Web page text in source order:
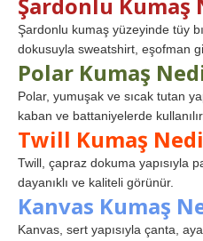
Şardonlu Kumaş
Şardonlu kumaş yüzeyinde tüy
dokusuyla sweatshirt, eşofman
Polar Kumaş
Polar, yumuşak ve sıcak tutan
kaban ve battaniyelerde
Twill Kumaş
Twill, çapraz dokuma yapısıyla
dayanıklı ve kaliteli görünür.
Kanvas Kumaş
Kanvas, sert yapısıyla çanta,